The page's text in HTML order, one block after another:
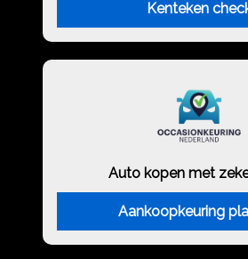
Kenteken
Auto kopen met
Aankoopkeuring